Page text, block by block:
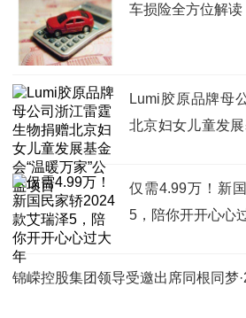
车损险全方位解读
Lumi胶原品牌母
北京妇女儿童发
仅需4.99万！新
5，陪你开开心心
锦嵘控股集团领导受邀出席同根同梦